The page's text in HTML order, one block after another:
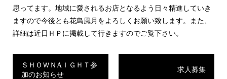
思ってます。地域に愛されるお店となるよう日々精進していき
ますので今後とも花鳥風月をよろしくお願い致します。また、
詳細は近日ＨＰに掲載して行きますのでご覧下さい。
ＳＨＯＷＮAＩＧＨＴ参
加のお知らせ
求人募集